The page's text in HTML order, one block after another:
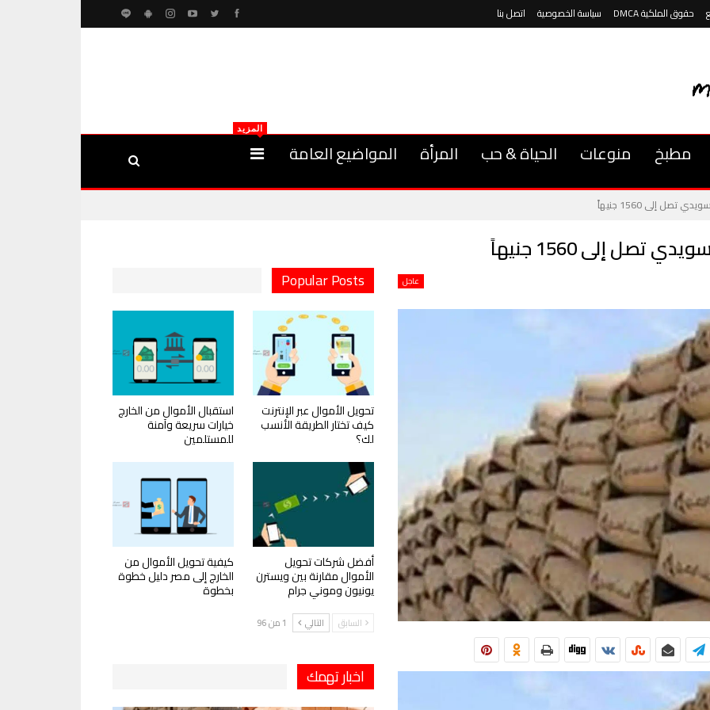
حقوق الملكية DMCA سياسة الخصوصية اتصل بنا
مطبخ منوعات الحياة & حب المرأة المواضيع العامة
المزيد
إلى 1560 جنيهاً
إلى 1560 جنيهاً
عاجل Popular Posts
تحويل الأموال عبر الإنترنت
كيف تختار الطريقة الأنسب
لك؟
استقبال الأموال من الخارج
خيارات سريعة وآمنة
للمستلمين
أفضل شركات تحويل
الأموال مقارنة بين ويسترن
يونيون وموني جرام
كيفية تحويل الأموال من
الخارج إلى مصر دليل خطوة
بخطوة
السابق التالي 1 من 96
اخبار تهمك